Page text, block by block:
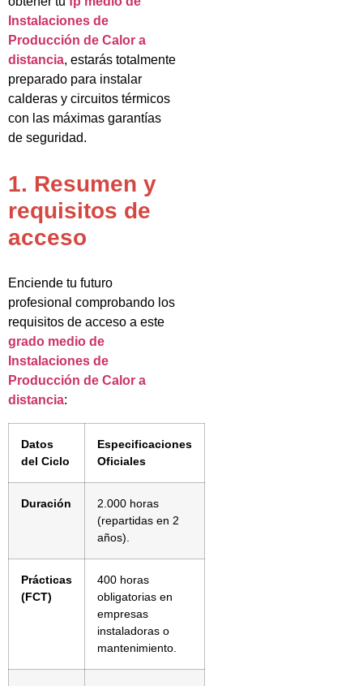
Instalaciones de
Producción de Calor a
distancia, estarás totalmente
preparado para instalar
calderas y circuitos térmicos
con las máximas garantías
de seguridad.
1. Resumen y
requisitos de
acceso
Enciende tu futuro
profesional comprobando los
requisitos de acceso a este
grado medio de
Instalaciones de
Producción de Calor a
distancia:
Datos
del Ciclo
Especificaciones
Oficiales
Duración
2.000 horas
(repartidas en 2
años).
Prácticas
(FCT)
400 horas
obligatorias en
empresas
instaladoras o
mantenimiento.